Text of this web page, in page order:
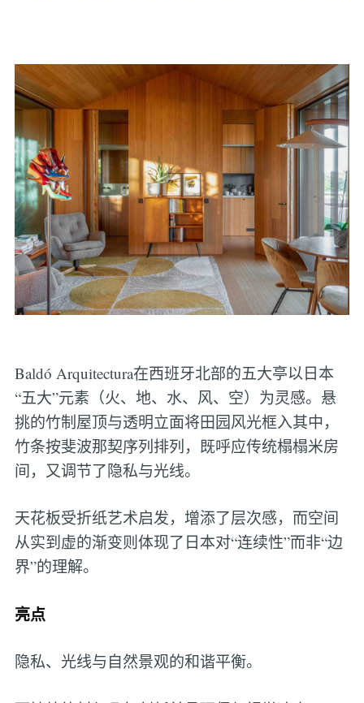
Baldó Arquitectura在西班牙北部的五大亭以日本
“五大”元素（火、地、水、风、空）为灵感。悬
挑的竹制屋顶与透明立面将田园风光框入其中，
竹条按斐波那契序列排列，既呼应传统榻榻米房
间，又调节了隐私与光线。
天花板受折纸艺术启发，增添了层次感，而空间
从实到虚的渐变则体现了日本对“连续性”而非“边
界”的理解。
亮点
隐私、光线与自然景观的和谐平衡。